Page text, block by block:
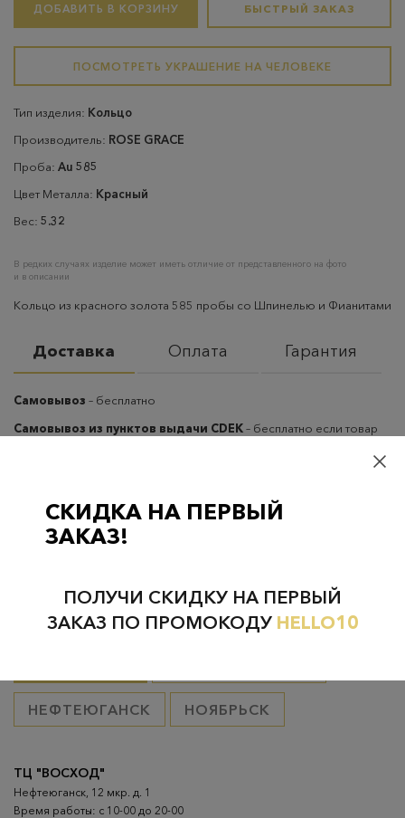
ДОБАВИТЬ В КОРЗИНУ БЫСТРЫЙ ЗАКАЗ
ПОСМОТРЕТЬ УКРАШЕНИЕ НА ЧЕЛОВЕКЕ
Тип изделия: Кольцо
Производитель: ROSE GRACE
Проба: Au 585
Цвет Металла: Красный
Вес: 5.32
В редких случаях изделие может иметь отличие от представленного на фото
и в описании
Кольцо из красного золота 585 пробы со Шпинелью и Фианитами
Доставка Оплата Гарантия
Самовывоз – бесплатно
Самовывоз из пунктов выдачи CDEK– бесплатно если товар
Проверьте наличие в магазинах
НЕФТЕЮГАНСК НОЯБРЬСК
ТЦ "ВОСХОД"
Нефтеюганск, 12 мкр. д. 1
Время работы: с 10-00 до 20-00
СКИДКА НА ПЕРВЫЙ
ЗАКАЗ!
ПОЛУЧИ СКИДКУ НА ПЕРВЫЙ
ЗАКАЗ ПО ПРОМОКОДУ HELLO10